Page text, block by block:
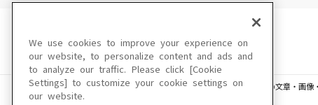
このサイトに掲載されている一切の文章・画
We use cookies to improve your experience on
our website, to personalize content and ads and
to analyze our traffic. Please click [Cookie
Settings] to customize your cookie settings on
our website.